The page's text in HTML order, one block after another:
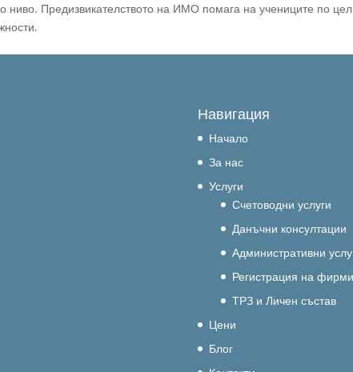
ниво. Предизвикателството на ИМО помага на учениците по
Навигация
Начало
За нас
Услуги
Счетоводни услуги
Данъчни консултации
Административни
Регистрация на фирми
ТРЗ и Личен състав
Цени
Блог